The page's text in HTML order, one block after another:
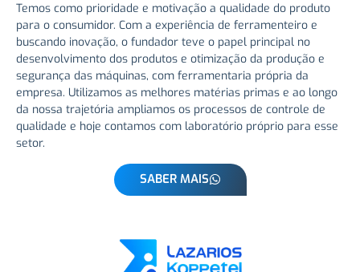
Temos como prioridade e motivação a qualidade do produto
para o consumidor. Com a experiência de ferramenteiro e
buscando inovação, o fundador teve o papel principal no
desenvolvimento dos produtos e otimização da produção e
segurança das máquinas, com ferramentaria própria da
empresa. Utilizamos as melhores matérias primas e ao longo
da nossa trajetória ampliamos os processos de controle de
qualidade e hoje contamos com laboratório próprio para esse
setor.
SABER MAIS